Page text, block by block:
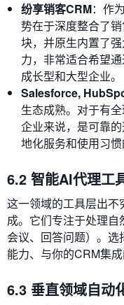
纷享销客CRM：作
势在于深度整合了
块，并原生内置了
力，非常适合希望
成长型和大型企业。
Salesforce,
生态成熟。对于有
企业来说，是可靠
地化服务和使用习惯
6.2 智能AI代理工
这一领域的工具层出
成。它们专注于处理
会议、回答问题）。
能力、与你的CRM集成
6.3 垂直领域自动